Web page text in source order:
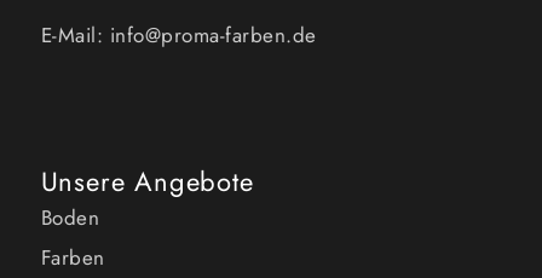
E-Mail: info@proma-farben.de
Unsere Angebote
Boden
Farben